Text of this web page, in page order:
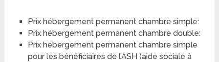
Prix hébergement permanent chambre simple:
Prix hébergement permanent chambre double:
Prix hébergement permanent chambre simple
pour les bénéficiaires de l’ASH (aide sociale à